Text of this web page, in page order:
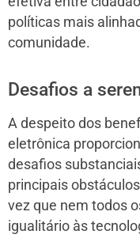
políticas mais
comunidade.
Desafios a
A despeito dos
eletrônica
desafios
principais
vez que nem todos
igualitário às